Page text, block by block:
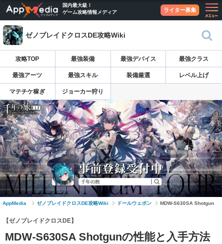
国内最大級！
ゲーム攻略情報メディア
ライター募集
ゼノブレイドクロスDE攻略Wiki
攻略TOP 最強装備 最強デバイス 最強クラス
最強アーツ 最強スキル 装備厳選 レベル上げ
マテチケ稼ぎ ジョーカー狩り
AppMedia ゼノブレイドクロスDE攻略Wiki ドールウェポン MDW-S630SA Shotgun
【ゼノブレイドクロスDE】
MDW-S630SA Shotgunの性能と入手方法